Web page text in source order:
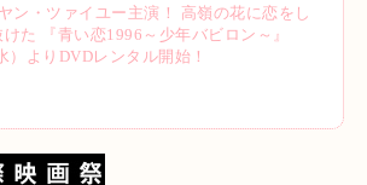
ン・ツァイユー主演！ 高嶺の花に恋をし
た 『青い恋1996～少年バビロン～』
）よりDVDレンタル開始！